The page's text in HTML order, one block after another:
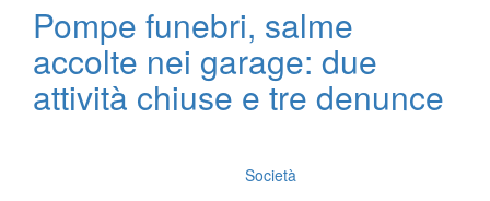
Pompe funebri, salme
accolte nei garage: due
attività chiuse e tre denunce
Società